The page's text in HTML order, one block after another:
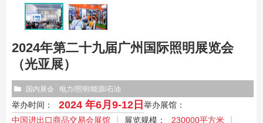
2024年第二十九届广州国际照明展览会
（光亚展）
国内展会 电力/照明/能源/石油
举办时间： 2024 年6月9-12日 举办展馆：
中国进出口商品交易会展馆
展览规模：
230000平方米